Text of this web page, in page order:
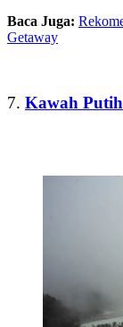
Baca Juga:
Getaway
7. Kawah Putih